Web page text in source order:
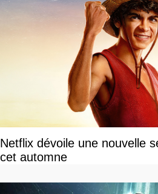
Netflix dévoile une nouvelle
cet automne